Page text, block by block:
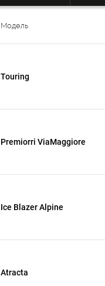
Модель
Touring
Premiorri ViaMaggiore
Ice Blazer Alpine
Atracta